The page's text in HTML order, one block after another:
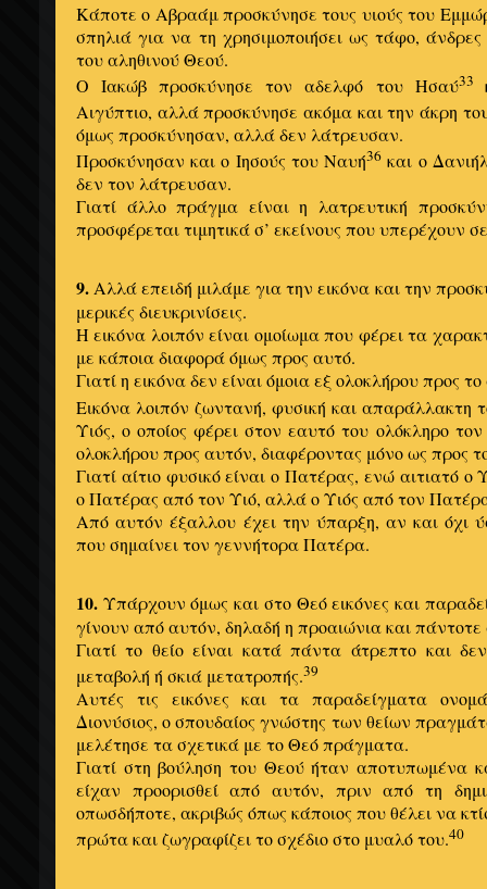
Κάποτε ο Αβραάμ προσκύνησε τους υιούς του
σπηλιά για να τη χρησιμοποιήσει ως τάφο,
του αληθινού Θεού.
Ο Ιακώβ προσκύνησε τον αδελφό του Ησαύ33
Αιγύπτιο, αλλά προσκύνησε ακόμα και την άκρη
όμως προσκύνησαν, αλλά δεν λάτρευσαν.
Προσκύνησαν και ο Ιησούς του Ναυή36 και ο
δεν τον λάτρευσαν.
Γιατί άλλο πράγμα είναι η λατρευτική
προσφέρεται τιμητικά σ’ εκείνους που υπερέχουν
9.Αλλά επειδή μιλάμε για την εικόνα και την
μερικές διευκρινίσεις.
Η εικόνα λοιπόν είναι ομοίωμα που φέρει τα
με κάποια διαφορά όμως προς αυτό.
Γιατί η εικόνα δεν είναι όμοια εξ ολοκλήρου προς
Εικόνα λοιπόν ζωντανή, φυσική και απαράλλακτη
Υιός, ο οποίος φέρει στον εαυτό του ολόκληρο
ολοκλήρου προς αυτόν, διαφέροντας μόνο ως προς
Γιατί αίτιο φυσικό είναι ο Πατέρας, ενώ αιτιατό ο
ο Πατέρας από τον Υιό, αλλά ο Υιός από τον
Από αυτόν έξαλλου έχει την ύπαρξη, αν και όχι
που σημαίνει τον γεννήτορα Πατέρα.
10. Υπάρχουν όμως και στο Θεό εικόνες και
γίνουν από αυτόν, δηλαδή η προαιώνια και
Γιατί το θείο είναι κατά πάντα άτρεπτο και
μεταβολή ή σκιά μετατροπής.39
Αυτές τις εικόνες και τα παραδείγματα
Διονύσιος, ο σπουδαίος γνώστης των θείων
μελέτησε τα σχετικά με το Θεό πράγματα.
Γιατί στη βούληση του Θεού ήταν αποτυπωμένα
είχαν προορισθεί από αυτόν, πριν από τη
οπωσδήποτε, ακριβώς όπως κάποιος που θέλει να
πρώτα και ζωγραφίζει το σχέδιο στο μυαλό του.40